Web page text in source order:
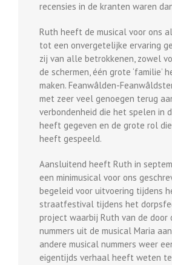
recensies in de kranten waren
Ruth heeft de musical voor ons
tot een onvergetelijke ervaring
zij van alle betrokkenen, zowel
de schermen, één grote ‘familie’
maken. Feanwâlden-
met zeer veel genoegen terug
verbondenheid die het spelen in
heeft gegeven en de grote rol
heeft gespeeld.
Aansluitend heeft Ruth in
een minimusical voor ons
begeleid voor uitvoering tijdens
straatfestival tijdens het
project waarbij Ruth van de door
nummers uit de musical Maria
andere musical nummers weer
eigentijds verhaal heeft weten te